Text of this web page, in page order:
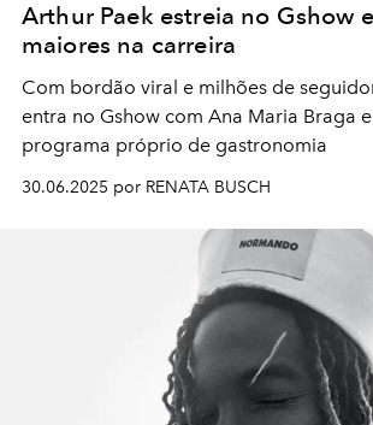
Arthur Paek estreia no Gshow
maiores na carreira
Com bordão viral e milhões de
entra no Gshow com Ana Maria Braga
programa próprio de gastronomia
30.06.2025 por RENATA BUSCH